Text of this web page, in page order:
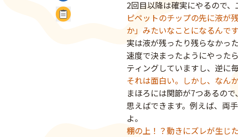
2回目以降は確実にやるので
ピペットのチップの先に液が
か」みたいなことになるんで
実は液が残ったり残らなかっ
速度で決まったようにやった
ティングしていますし、逆に
それは面白い。しかし、なん
まほろには関節が7つあるの
思えばできます。例えば、両
よ。
棚の上！？動きにズレが生じ
LinkedInでシェア
記事のURLをコピー